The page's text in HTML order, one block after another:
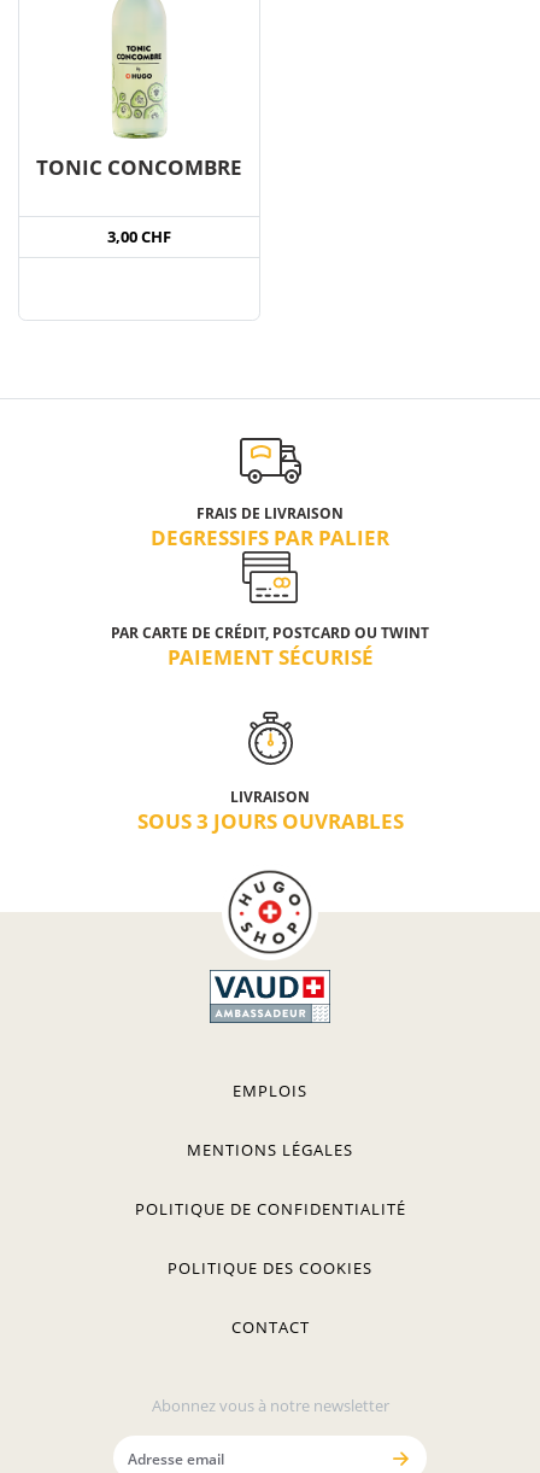
TONIC CONCOMBRE
3,00 CHF
FRAIS DE LIVRAISON
DEGRESSIFS PAR PALIER
PAR CARTE DE CRÉDIT, POSTCARD OU TWINT
PAIEMENT SÉCURISÉ
LIVRAISON
SOUS 3 JOURS OUVRABLES
EMPLOIS
MENTIONS LÉGALES
POLITIQUE DE CONFIDENTIALITÉ
POLITIQUE DES COOKIES
CONTACT
Abonnez vous à notre newsletter